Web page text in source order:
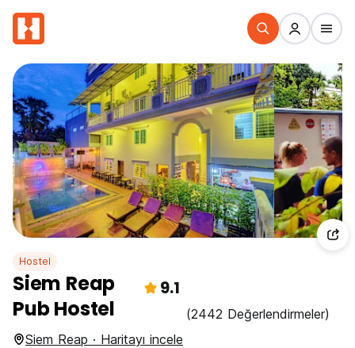
Hostel
Siem Reap
Pub Hostel
9.1
(2442 Değerlendirmeler)
Siem Reap · Haritayı incele